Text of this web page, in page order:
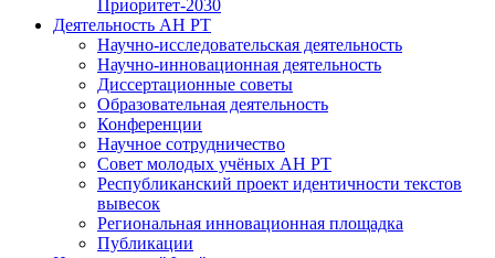
Приоритет-2030
Деятельность АН РТ
Научно-исследовательская деятельность
Научно-инновационная деятельность
Диссертационные советы
Образовательная деятельность
Конференции
Научное сотрудничество
Совет молодых учёных АН РТ
Республиканский проект идентичности текстов
вывесок
Региональная инновационная площадка
Публикации